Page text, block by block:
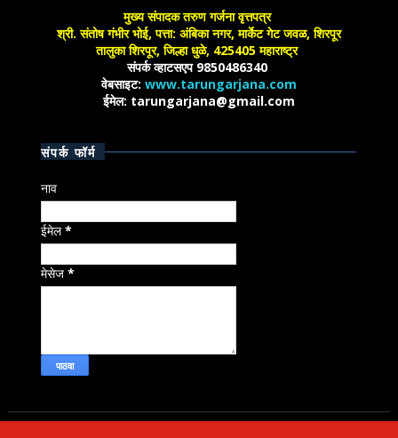
मुख्य संपादक तरुण गर्जना वृत्तपत्र
श्री. संतोष गंभीर भोई, पत्ता: अंबिका नगर, मार्केट गेट जवळ, शिरपूर
तालुका शिरपूर, जिल्हा धुळे, 425405 महाराष्ट्र
संपर्क व्हाटसएप 9850486340
वेबसाइट: www.tarungarjana.com
ईमेल: tarungarjana@gmail.com
संपर्क फॉर्म
नाव
ईमेल*
मेसेज*